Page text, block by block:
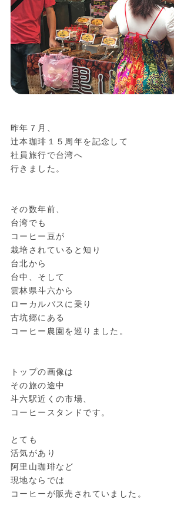
昨年７月、
辻本珈琲１５周年を記念して
社員旅行で台湾へ
行きました。
その数年前、
台湾でも
コーヒー豆が
栽培されていると知り
台北から
台中、そして
雲林県斗六から
ローカルバスに乗り
古坑郷にある
コーヒー農園を巡りました。
トップの画像は
その旅の途中
斗六駅近くの市場、
コーヒースタンドです。
とても
活気があり
阿里山珈琲など
現地ならでは
コーヒーが販売されていました。